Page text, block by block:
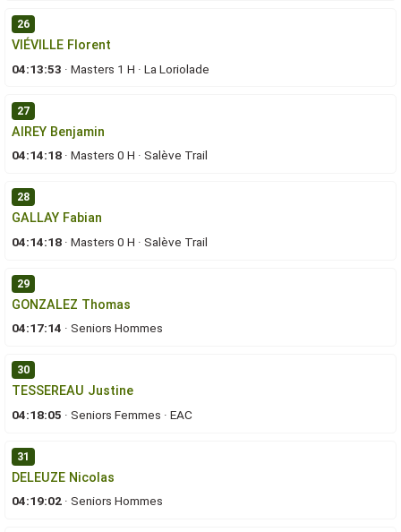
26
VIÉVILLE Florent
04:13:53 ·Masters 1 H ·La Loriolade
27
AIREY Benjamin
04:14:18 ·Masters 0 H ·Salève Trail
28
GALLAY Fabian
04:14:18 ·Masters 0 H ·Salève Trail
29
GONZALEZ Thomas
04:17:14 ·Seniors Hommes
30
TESSEREAU Justine
04:18:05 ·Seniors Femmes ·EAC
31
DELEUZE Nicolas
04:19:02 ·Seniors Hommes